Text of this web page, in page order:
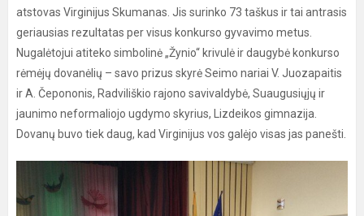
atstovas Virginijus Skumanas. Jis surinko 73 taškus ir tai antrasis
geriausias rezultatas per visus konkurso gyvavimo metus.
Nugalėtojui atiteko simbolinė „Žynio“ krivulė ir daugybė konkurso
rėmėjų dovanėlių – savo prizus skyrė Seimo nariai V. Juozapaitis
ir A. Čepononis, Radviliškio rajono savivaldybė, Suaugusiųjų ir
jaunimo neformaliojo ugdymo skyrius, Lizdeikos gimnazija.
Dovanų buvo tiek daug, kad Virginijus vos galėjo visas jas panešti.